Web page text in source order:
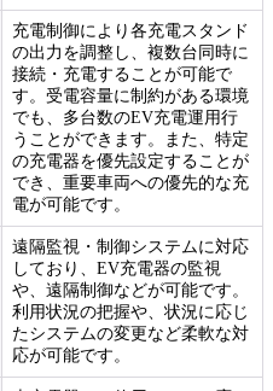
充電制御により各充電スタンド
の出力を調整し、複数台同時に
接続・充電することが可能で
す。受電容量に制約がある環境
でも、多台数のEV充電運用行
うことができます。また、特定
の充電器を優先設定することが
でき、重要車両への優先的な充
電が可能です。
遠隔監視・制御システムに対応
しており、EV充電器の監視
や、遠隔制御などが可能です。
利用状況の把握や、状況に応じ
たシステムの変更など柔軟な対
応が可能です。